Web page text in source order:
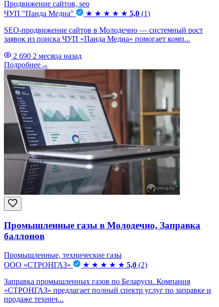
Продвижение сайтов, seo
ЧУП "Панда Медиа"
★ ★ ★ ★ ★ 5,0 (1)
SEO-продвижение сайтов в Молодечно — системный рост
заявок из поиска ЧУП «Панда Медиа» помогает комп...
2 690 2 месяца назад
Подробнее→
Промышленные газы в Молодечно, Заправка
баллонов
Промышленные, технические газы
ООО «СТРОНГАЗ»
★ ★ ★ ★ ★ 5,0 (2)
Заправка промышленных газов по Беларуси. Компания
«СТРОНГАЗ» предлагает полный спектр услуг по заправке и
продаже технич...